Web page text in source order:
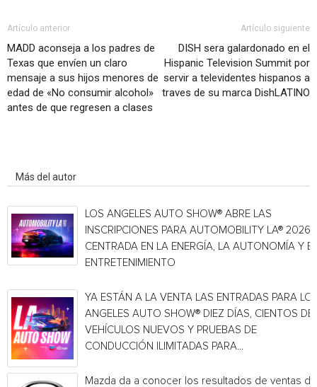
Artículo anterior
MADD aconseja a los padres de
Texas que envíen un claro
mensaje a sus hijos menores de
edad de «No consumir alcohol»
antes de que regresen a clases
Artículo siguiente
DISH sera galardonado en el
Hispanic Television Summit por
servir a televidentes hispanos a
traves de su marca DishLATINO
Más del autor
LOS ANGELES AUTO SHOW® ABRE LAS
INSCRIPCIONES PARA AUTOMOBILITY LA® 2026,
CENTRADA EN LA ENERGÍA, LA AUTONOMÍA Y EL
ENTRETENIMIENTO
YA ESTÁN A LA VENTA LAS ENTRADAS PARA
ANGELES AUTO SHOW® DIEZ DÍAS, CIENTOS DE
VEHÍCULOS NUEVOS Y PRUEBAS DE
CONDUCCIÓN ILIMITADAS PARA...
Mazda da a conocer los resultados de ventas de